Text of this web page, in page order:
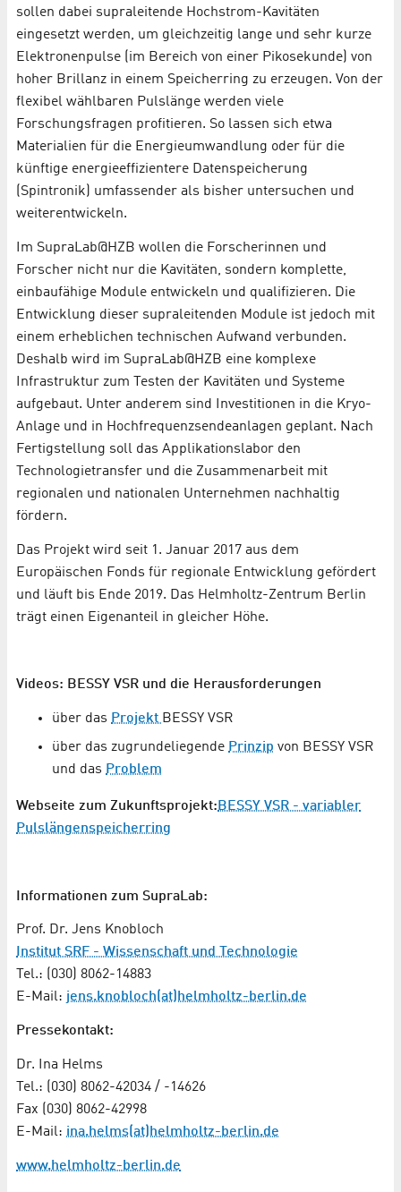
sollen dabei supraleitende Hochstrom-Kavitäten
eingesetzt werden, um gleichzeitig lange und sehr kurze
Elektronenpulse (im Bereich von einer Pikosekunde) von
hoher Brillanz in einem Speicherring zu erzeugen. Von der
flexibel wählbaren Pulslänge werden viele
Forschungsfragen profitieren. So lassen sich etwa
Materialien für die Energieumwandlung oder für die
künftige energieeffizientere Datenspeicherung
(Spintronik) umfassender als bisher untersuchen und
weiterentwickeln.
Im SupraLab@HZB wollen die Forscherinnen und
Forscher nicht nur die Kavitäten, sondern komplette,
einbaufähige Module entwickeln und qualifizieren. Die
Entwicklung dieser supraleitenden Module ist jedoch mit
einem erheblichen technischen Aufwand verbunden.
Deshalb wird im SupraLab@HZB eine komplexe
Infrastruktur zum Testen der Kavitäten und Systeme
aufgebaut. Unter anderem sind Investitionen in die Kryo-
Anlage und in Hochfrequenzsendeanlagen geplant. Nach
Fertigstellung soll das Applikationslabor den
Technologietransfer und die Zusammenarbeit mit
regionalen und nationalen Unternehmen nachhaltig
fördern.
Das Projekt wird seit 1. Januar 2017 aus dem
Europäischen Fonds für regionale Entwicklung gefördert
und läuft bis Ende 2019. Das Helmholtz-Zentrum Berlin
trägt einen Eigenanteil in gleicher Höhe.
Videos: BESSY VSR und die Herausforderungen
über das Projekt BESSY VSR
über das zugrundeliegende Prinzip von BESSY VSR
und das Problem
Webseite zum Zukunftsprojekt: BESSY VSR - variabler
Pulslängenspeicherring
Informationen zum SupraLab:
Prof. Dr. Jens Knobloch
Institut SRF - Wissenschaft und Technologie
Tel.: (030) 8062-14883
E-Mail: jens.knobloch(at)helmholtz-berlin.de
Pressekontakt:
Dr. Ina Helms
Tel.: (030) 8062-42034 / -14626
Fax (030) 8062-42998
E-Mail: ina.helms(at)helmholtz-berlin.de
www.helmholtz-berlin.de